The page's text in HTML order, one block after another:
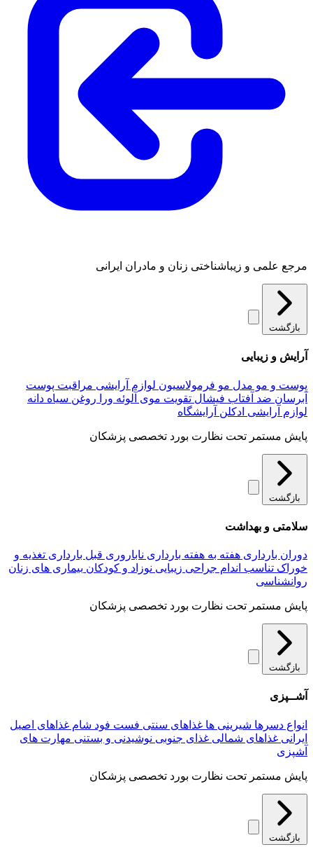
مرجع علمی و زیباشناختی زنان و مادران ایرانی
بازگشت
آرایش و زیبایی
پوست و مو مدل مو فرمولاسیون لوازم آرایشی مراقبت پوست
آبرسان ضد آفتاب فیشال تقویت موی آلوئه‌ ورا روغن سیاه دانه
لوازم آرایشی ادکلن آرایشگاه
پایش مستمر تحت نظارت بورد تخصصی پزشکان
بازگشت
سلامتی و بهداشت
دوران بارداری هفته به هفته بارداری ناباروری قبل بارداری تغذیه و
خوراک تناسب اندام جراحی زیبایی نوزاد و کودکان بیماری های زنان
روانشناسی
پایش مستمر تحت نظارت بورد تخصصی پزشکان
بازگشت
آشــپزی
انواع دسرها شیرینی ها غذاهای سنتی فست فود شام غذاهای اصیل
ایرانی غذاهای شمالی غذای جنوبی نوشیدنی و بستنی مهارت های
آشپزی
پایش مستمر تحت نظارت بورد تخصصی پزشکان
بازگشت